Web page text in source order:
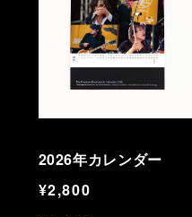
2026年カレンダー
¥2,800